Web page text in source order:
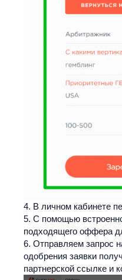
В личном кабинете
С помощью
подходящего оффера
Отправляем запрос
одобрения заявки
партнерской ссылке и